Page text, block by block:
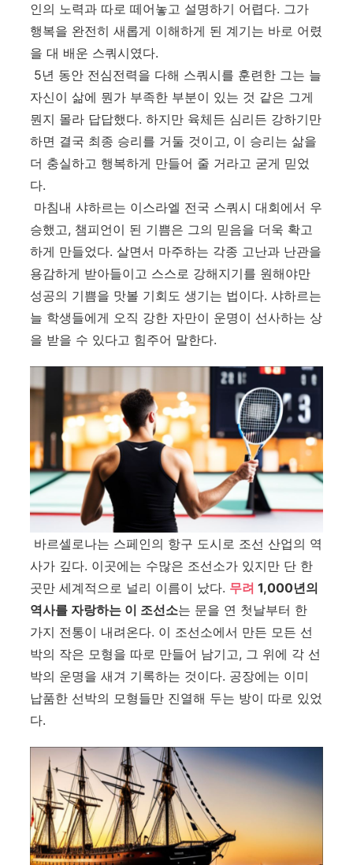
인의 노력과 따로 떼어놓고 설명하기 어렵다. 그가
행복을 완전히 새롭게 이해하게 된 계기는 바로 어렸
을 대 배운 스쿼시였다.
5년 동안 전심전력을 다해 스쿼시를 훈련한 그는 늘
자신이 삶에 뭔가 부족한 부분이 있는 것 같은 그게
뭔지 몰라 답답했다. 하지만 육체든 심리든 강하기만
하면 결국 최종 승리를 거둘 것이고, 이 승리는 삶을
더 충실하고 행복하게 만들어 줄 거라고 굳게 믿었
다.
마침내 샤하르는 이스라엘 전국 스쿼시 대회에서 우
승했고, 챔피언이 된 기쁨은 그의 믿음을 더욱 확고
하게 만들었다. 살면서 마주하는 각종 고난과 난관을
용감하게 받아들이고 스스로 강해지기를 원해야만
성공의 기쁨을 맛볼 기회도 생기는 법이다. 샤하르는
늘 학생들에게 오직 강한 자만이 운명이 선사하는 상
을 받을 수 있다고 힘주어 말한다.
바르셀로나는 스페인의 항구 도시로 조선 산업의 역
사가 깊다. 이곳에는 수많은 조선소가 있지만 단 한
곳만 세계적으로 널리 이름이 났다. 무려 1,000년의
역사를 자랑하는 이 조선소는 문을 연 첫날부터 한
가지 전통이 내려온다. 이 조선소에서 만든 모든 선
박의 작은 모형을 따로 만들어 남기고, 그 위에 각 선
박의 운명을 새겨 기록하는 것이다. 공장에는 이미
납품한 선박의 모형들만 진열해 두는 방이 따로 있었
다.